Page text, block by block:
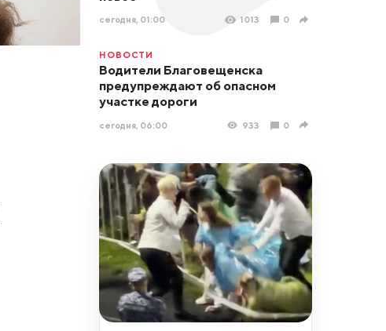
сегодня, 01:00 1013 0
НОВОСТИ
Водители Благовещенска
предупреждают об опасном
участке дороги
сегодня, 06:00 933 0